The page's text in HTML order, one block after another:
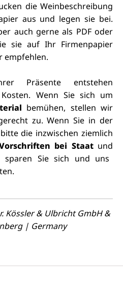
die Weinbeschreibung
aus und legen sie bei.
auch gerne als PDF oder
sie auf Ihr Firmenpapier
empfehlen.
Präsente entstehen
Wenn Sie sich um
bemühen, stellen wir
zu. Wenn Sie in der
die inzwischen ziemlich
bei Staat und
Sie sich und uns
Kössler & Ulbricht GmbH &
| Germany